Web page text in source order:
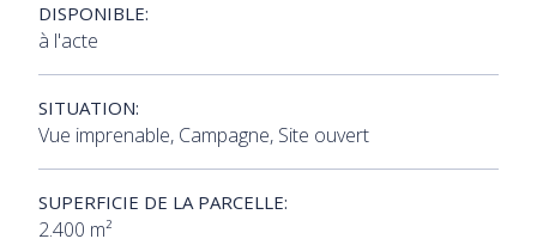
DISPONIBLE:
à l'acte
SITUATION:
Vue imprenable, Campagne, Site ouvert
SUPERFICIE DE LA PARCELLE:
2.400 m²